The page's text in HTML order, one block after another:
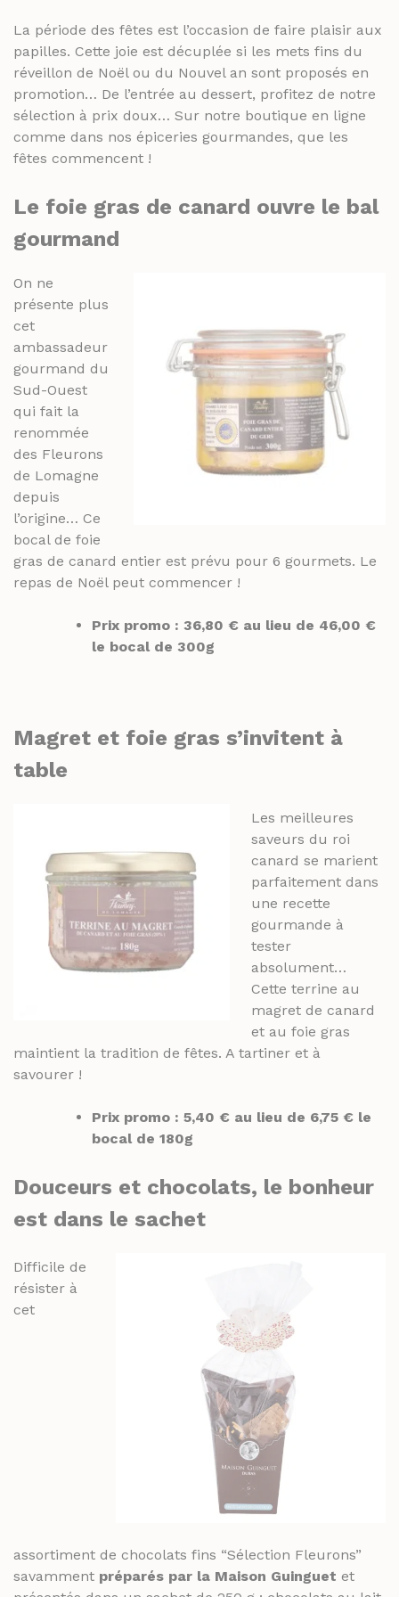
MIELS
PRUNEAUX
THÉS ET INFUSIONS
PANIERS GOURMANDS
ENTRE 20€ ET 50€
PLUS DE 50€
FROMAGERIE
À commander et retirer en boutique
LA CAVE
APÉRITIFS
SPIRITUEUX & CHAMPAGNES
ARMAGNACS
CHAMPAGNES
RHUMS ET GINS
WHISKY
LES VINS
VINS BLANCS MOELLEUX
VINS BLANCS SECS
PANIERS GOURMANDS
MOINS DE 20€
PLUS DE 50€
À commander et retirer en boutique
APÉRITIFS
SPIRITUEUX & CHAMPAGNES
CHAMPAGNES
RHUMS ET GINS
WHISKY
LES VINS
VINS BLANCS MOELLEUX
VINS ROSÉS
La période des fêtes est l’occasion de faire plaisir aux
papilles. Cette joie est décuplée si les mets fins du
réveillon de Noël ou du Nouvel an sont proposés en
promotion… De l’entrée au dessert, profitez de notre
sélection à prix doux… Sur notre boutique en ligne
comme dans nos épiceries gourmandes, que les
fêtes commencent !
Le foie gras de canard ouvre le bal
gourmand
On ne
présente plus
cet
ambassadeur
gourmand du
Sud-Ouest
qui fait la
renommée
des Fleurons
de Lomagne
depuis
l’origine… Ce
bocal de foie
gras de canard entier est prévu pour 6 gourmets. Le
repas de Noël peut commencer !
Prix promo : 36,80 € au lieu de 46,00 €
le bocal de 300g
Magret et foie gras s’invitent à
table
Les meilleures
saveurs du roi
canard se marient
parfaitement dans
une recette
gourmande à
tester
absolument…
Cette terrine au
magret de canard
et au foie gras
maintient la tradition de fêtes. A tartiner et à
savourer !
Prix promo : 5,40 € au lieu de 6,75 € le
bocal de 180g
Douceurs et chocolats, le bonheur
est dans le sachet
Difficile de
résister à
cet
assortiment de chocolats fins “Sélection Fleurons”
savamment préparés par la Maison Guinguet et